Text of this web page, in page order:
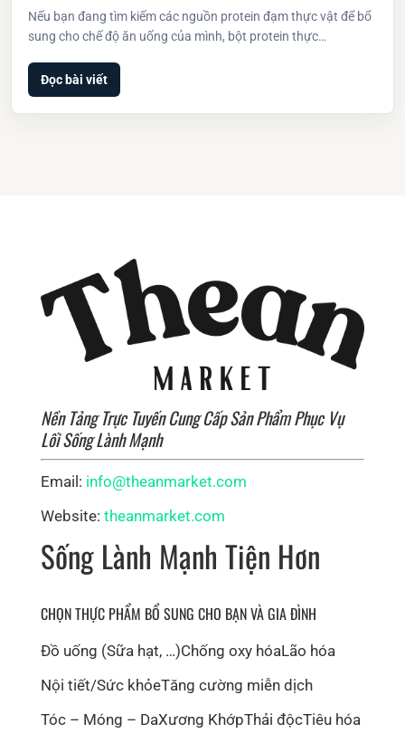
Nếu bạn đang tìm kiếm các nguồn protein đạm thực vật để bổ
sung cho chế độ ăn uống của mình, bột protein thực…
Đọc bài viết
Nền Tảng Trực Tuyến Cung Cấp Sản Phẩm Phục Vụ
Lối Sống Lành Mạnh
Email: info@theanmarket.com
Website: theanmarket.com
Sống Lành Mạnh Tiện Hơn
CHỌN THỰC PHẨM BỔ SUNG CHO BẠN VÀ GIA ĐÌNH
Đồ uống (Sữa hạt, …)Chống oxy hóaLão hóa
Nội tiết/Sức khỏeTăng cường miễn dịch
Tóc – Móng – DaXương KhớpThải độcTiêu hóa